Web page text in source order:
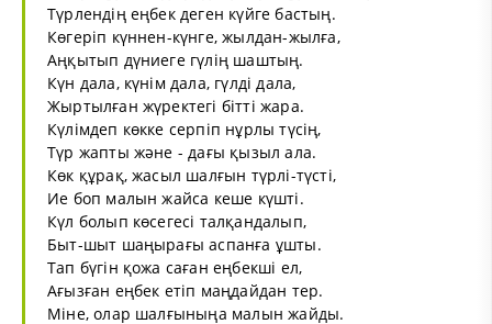
Түрлендің еңбек деген күйге бастың.
Көгеріп күннен-күнге, жылдан-жылға,
Аңқытып дүниеге гүлің шаштың.
Күн дала, күнім дала, гүлді дала,
Жыртылған жүректегі бітті жара.
Күлімдеп көкке серпіп нұрлы түсің,
Түр жапты және - дағы қызыл ала.
Көк құрақ, жасыл шалғын түрлі-түсті,
Ие боп малын жайса кеше күшті.
Күл болып көсегесі талқандалып,
Быт-шыт шаңырағы аспанға ұшты.
Тап бүгін қожа саған еңбекші ел,
Ағызған еңбек етіп маңдайдан тер.
Міне, олар шалғыныңа малын жайды.